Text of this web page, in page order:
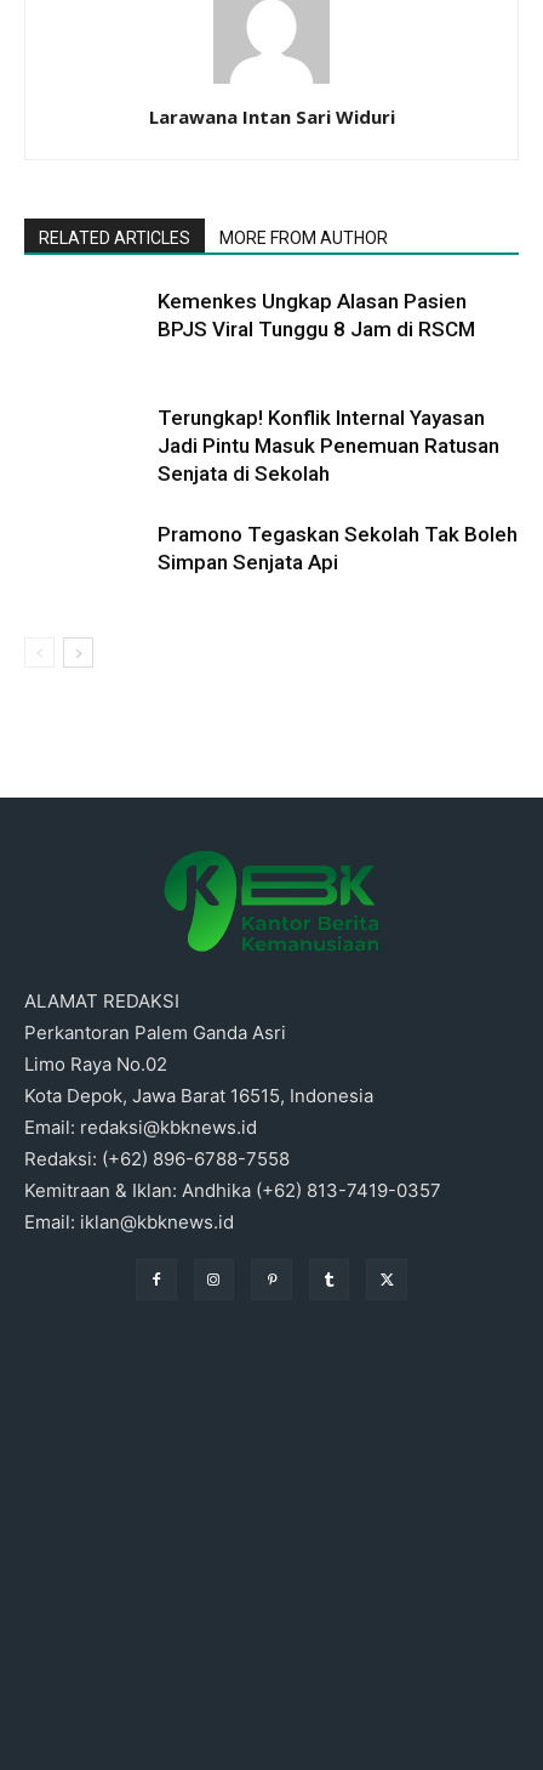
Larawana Intan Sari Widuri
RELATED ARTICLES MORE FROM AUTHOR
Kemenkes Ungkap Alasan Pasien
BPJS Viral Tunggu 8 Jam di RSCM
Terungkap! Konflik Internal Yayasan
Jadi Pintu Masuk Penemuan Ratusan
Senjata di Sekolah
Pramono Tegaskan Sekolah Tak Boleh
Simpan Senjata Api
ALAMAT REDAKSI
Perkantoran Palem Ganda Asri
Limo Raya No.02
Kota Depok, Jawa Barat 16515, Indonesia
Email: redaksi@kbknews.id
Redaksi: (+62) 896-6788-7558
Kemitraan & Iklan: Andhika (+62) 813-7419-0357
Email: iklan@kbknews.id